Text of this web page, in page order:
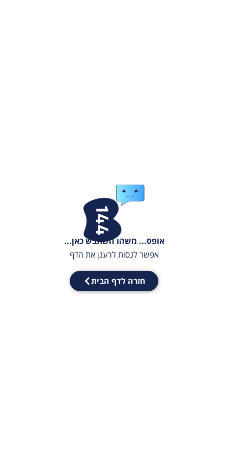
אופס... משהו השתבש כאן...
אפשר לנסות לרענן את הדף
חזרה לדף הבית